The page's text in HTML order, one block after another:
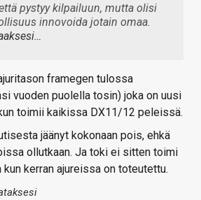
pystyy kilpailuun, mutta olisi
innovoida jotain omaa.
framegen tulossa
vuoden puolella tosin) joka on uusi
toimii kaikissa DX11/12 peleissä.
jäänyt kokonaan pois, ehkä
ollutkaan. Ja toki ei sitten toimi
kerran ajureissa on toteutettu.